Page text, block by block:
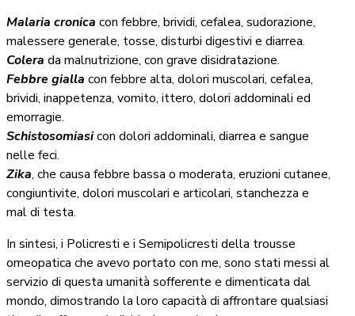
Malaria cronica con febbre, brividi, cefalea, sudorazione,
malessere generale, tosse, disturbi digestivi e diarrea.
Colera da malnutrizione, con grave disidratazione.
Febbre gialla con febbre alta, dolori muscolari, cefalea,
brividi, inappetenza, vomito, ittero, dolori addominali ed
emorragie.
Schistosomiasicon dolori addominali, diarrea e sangue
nelle feci.
Zika, che causa febbre bassa o moderata, eruzioni cutanee,
congiuntivite, dolori muscolari e articolari, stanchezza e
mal di testa.
In sintesi, i Policresti e i Semipolicresti della trousse
omeopatica che avevo portato con me, sono stati messi al
servizio di questa umanità sofferente e dimenticata dal
mondo, dimostrando la loro capacità di affrontare qualsiasi